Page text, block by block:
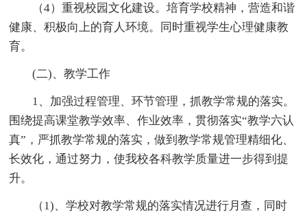
（4）重视校园文化建设。培育学校精神，营造和谐
健康、积极向上的育人环境。同时重视学生心理健康教
育。
(二)、教学工作
1、加强过程管理、环节管理，抓教学常规的落实。
围绕提高课堂教学效率、作业效率，贯彻落实“教学六认
真”，严抓教学常规的落实，做到教学常规管理精细化、
长效化，通过努力，使我校各科教学质量进一步得到提
升。
（1)、学校对教学常规的落实情况进行月查，同时